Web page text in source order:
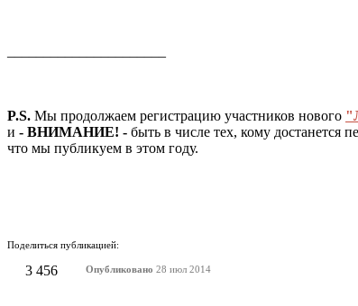
P.S. Мы продолжаем регистрацию участников нового
и - ВНИМАНИЕ! - быть в числе тех, кому достанется
что мы публикуем в этом году.
Поделиться публикацией:
3 456 Опубликовано 28 июл 2014